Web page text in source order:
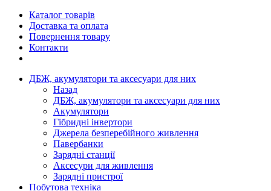
Каталог товарів
Доставка та оплата
Повернення товару
Контакти
ДБЖ, акумулятори та аксесуари для них
Назад
ДБЖ, акумулятори та аксесуари для них
Акумулятори
Гібридні інвертори
Джерела безперебійного живлення
Павербанки
Зарядні станції
Аксесури для живлення
Зарядні пристрої
Побутова техніка